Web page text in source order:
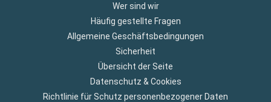
Wer sind wir
Häufig gestellte Fragen
Allgemeine Geschäftsbedingungen
Sicherheit
Übersicht der Seite
Datenschutz & Cookies
Richtlinie für Schutz personenbezogener Daten